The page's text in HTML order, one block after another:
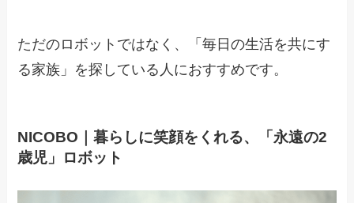
ただのロボットではなく、「毎日の生活を共にす
る家族」を探している人におすすめです。
NICOBO｜暮らしに笑顔をくれる、「永遠の2
歳児」ロボット